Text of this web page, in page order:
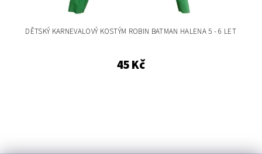
DĚTSKÝ KARNEVALOVÝ KOSTÝM ROBIN BATMAN HALENA 5 - 6 LET
45 Kč